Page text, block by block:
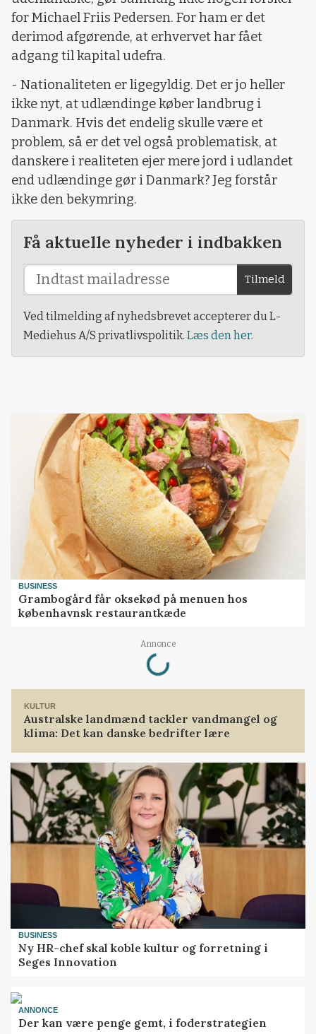
for Michael Friis Pedersen. For ham er det
derimod afgørende, at erhvervet har fået
adgang til kapital udefra.
- Nationaliteten er ligegyldig. Det er jo heller
ikke nyt, at udlændinge køber landbrug i
Danmark. Hvis det endelig skulle være et
problem, så er det vel også problematisk, at
danskere i realiteten ejer mere jord i udlandet
end udlændinge gør i Danmark? Jeg forstår
ikke den bekymring.
Få aktuelle nyheder i indbakken
Tilmeld
Ved tilmelding af nyhedsbrevet accepterer du L-
Mediehus A/S privatlivspolitik. Læs den her.
BUSINESS
Grambogård får oksekød på menuen hos
københavnsk restaurantkæde
Annonce
Loading...
KULTUR
Australske landmænd tackler vandmangel og
klima: Det kan danske bedrifter lære
BUSINESS
Ny HR-chef skal koble kultur og forretning i
Seges Innovation
ANNONCE
Der kan være penge gemt, i foderstrategien